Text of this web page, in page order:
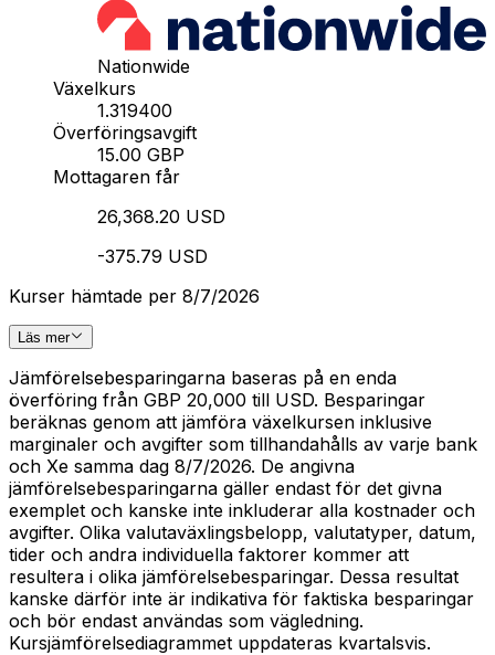
Nationwide
Växelkurs
1.319400
Överföringsavgift
15.00 GBP
Mottagaren får
26,368.20 USD
-375.79 USD
Kurser hämtade per 8/7/2026
Läs mer
Jämförelsebesparingarna baseras på en enda
överföring från GBP 20,000 till USD. Besparingar
beräknas genom att jämföra växelkursen inklusive
marginaler och avgifter som tillhandahålls av varje bank
och Xe samma dag 8/7/2026. De angivna
jämförelsebesparingarna gäller endast för det givna
exemplet och kanske inte inkluderar alla kostnader och
avgifter. Olika valutaväxlingsbelopp, valutatyper, datum,
tider och andra individuella faktorer kommer att
resultera i olika jämförelsebesparingar. Dessa resultat
kanske därför inte är indikativa för faktiska besparingar
och bör endast användas som vägledning.
Kursjämförelsediagrammet uppdateras kvartalsvis.